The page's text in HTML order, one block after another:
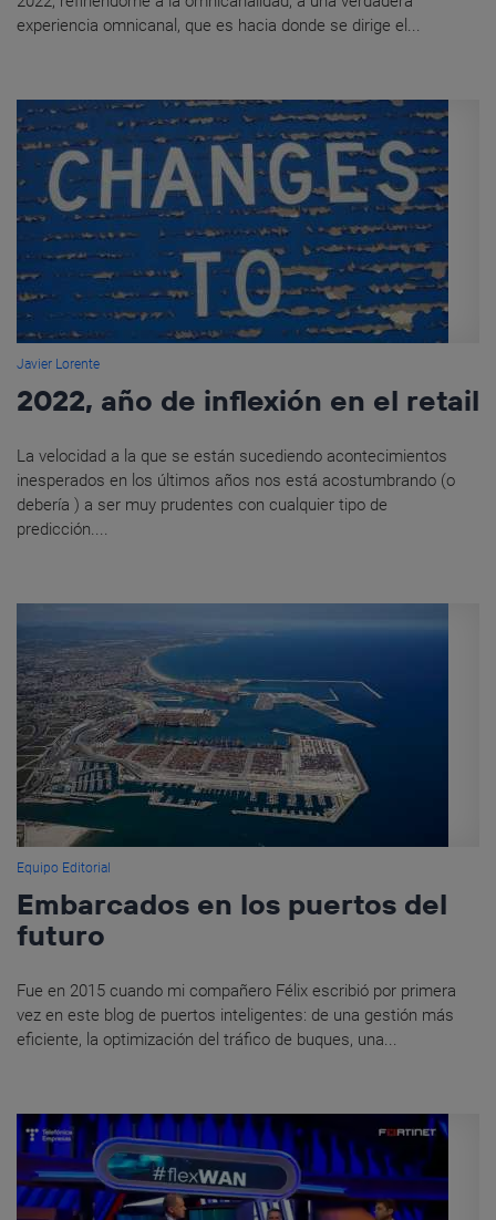
experiencia omnicanal, que es hacia donde se dirige el...
Javier Lorente
2022, año de inflexión en el retail
La velocidad a la que se están sucediendo acontecimientos
inesperados en los últimos años nos está acostumbrando (o
debería ) a ser muy prudentes con cualquier tipo de
predicción....
Equipo Editorial
Embarcados en los puertos del
futuro
Fue en 2015 cuando mi compañero Félix escribió por primera
vez en este blog de puertos inteligentes: de una gestión más
eficiente, la optimización del tráfico de buques, una...